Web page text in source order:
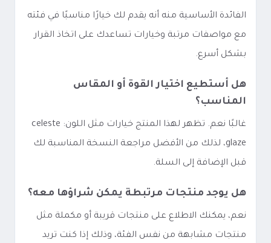
الفائدة الأساسية منه أنه يقدم لك خيارًا مناسبًا في فئته
مع مواصفات مرتبة وخيارات تساعدك على اتخاذ القرار
بشكل أسرع.
هل أستطيع اختيار القوة أو المقاس
المناسب؟
غالبًا نعم. تظهر لهذا المنتج خيارات مثل اللون: celeste
glaze، لذلك من الأفضل مراجعة النسخة المناسبة لك
قبل الإضافة إلى السلة.
هل يوجد منتجات مرتبطة يمكن شراؤها معه؟
نعم، يمكنك الاطلاع على منتجات قريبة أو مكملة مثل
منتجات مشابهة من نفس الفئة، وذلك إذا كنت تريد